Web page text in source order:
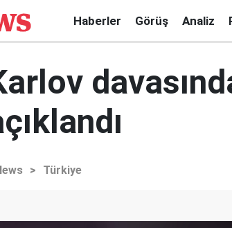
Haberler Görüş Analiz
> Türkiye